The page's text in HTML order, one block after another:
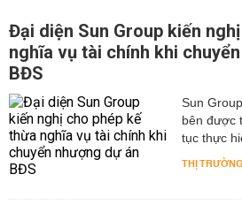
Đại diện Sun Group kiến
nghĩa vụ tài chính khi
BĐS
Sun
bên được
tục thực
THỊ TRƯỜNG